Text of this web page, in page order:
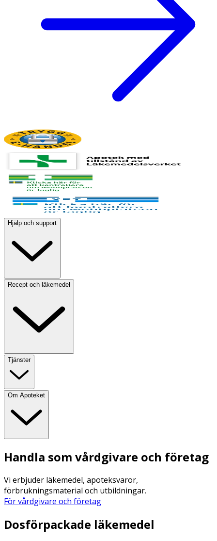
Hjälp och support
Recept och läkemedel
Tjänster
Om Apoteket
Handla som vårdgivare och företag
Vi erbjuder läkemedel, apoteksvaror,
förbrukningsmaterial och utbildningar.
För vårdgivare och företag
Dosförpackade läkemedel